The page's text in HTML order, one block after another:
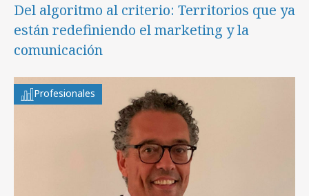
Del algoritmo al criterio: Territorios que ya
están redefiniendo el marketing y la
comunicación
Profesionales